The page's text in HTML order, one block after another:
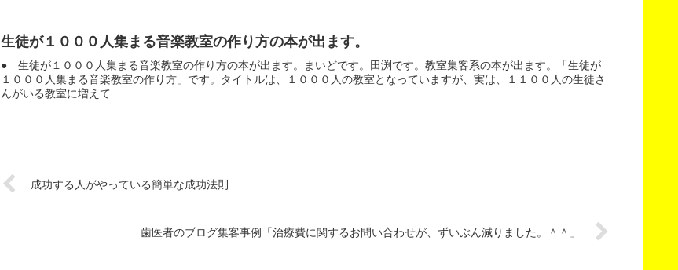
生徒が１０００人集まる音楽教室の作り方の本が出ます。
● 生徒が１０００人集まる音楽教室の作り方の本が出ます。まいどです。田渕です。教室集客系の本が出ます。「生徒が
１０００人集まる音楽教室の作り方」です。タイトルは、１０００人の教室となっていますが、実は、１１００人の生徒さ
んがいる教室に増えて...
成功する人がやっている簡単な成功法則
歯医者のブログ集客事例「治療費に関するお問い合わせが、ずいぶん減りました。＾＾」